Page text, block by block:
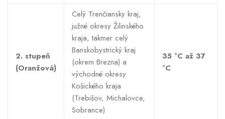
2. stupeň
(Oranžová)
Celý Trenčiansky kraj,
južné okresy Žilinského
kraja, takmer celý
Banskobystrický kraj
(okrem Brezna) a
východné okresy
Košického kraja
(Trebišov, Michalovce,
Sobrance)
35 °C až 37
°C